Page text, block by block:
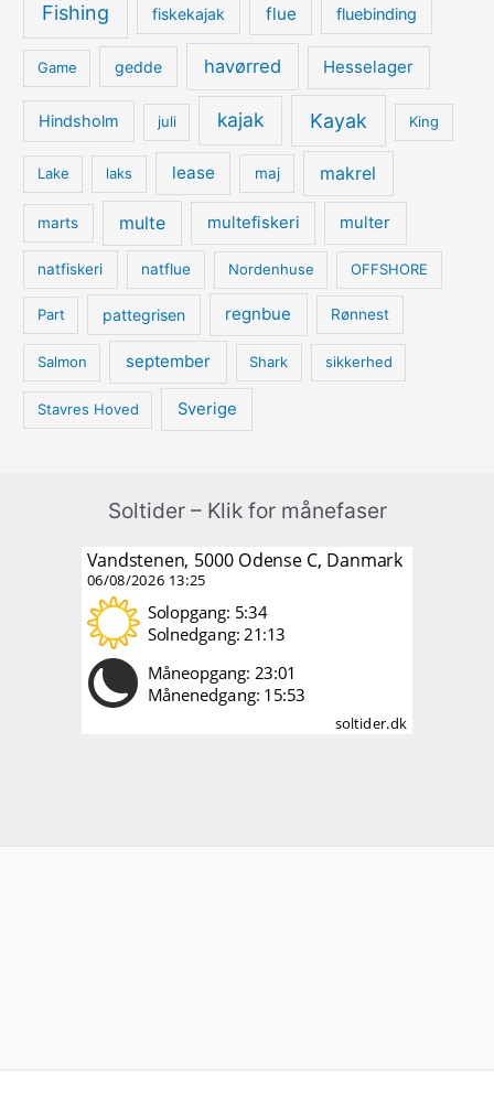
Fishing fiskekajak flue fluebinding
Game gedde havørred Hesselager
Hindsholm juli kajak Kayak King
Lake laks lease maj makrel
marts multe multefiskeri multer
natfiskeri natflue Nordenhuse OFFSHORE
Part pattegrisen regnbue Rønnest
Salmon september Shark sikkerhed
Stavres Hoved Sverige
Soltider – Klik for månefaser